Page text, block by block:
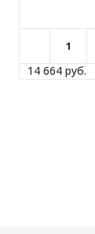
14 664 руб.